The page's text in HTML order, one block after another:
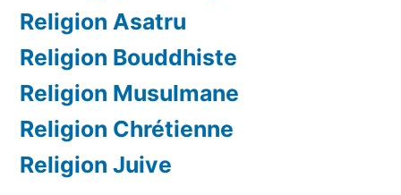
Religion Asatru
Religion Bouddhiste
Religion Musulmane
Religion Chrétienne
Religion Juive